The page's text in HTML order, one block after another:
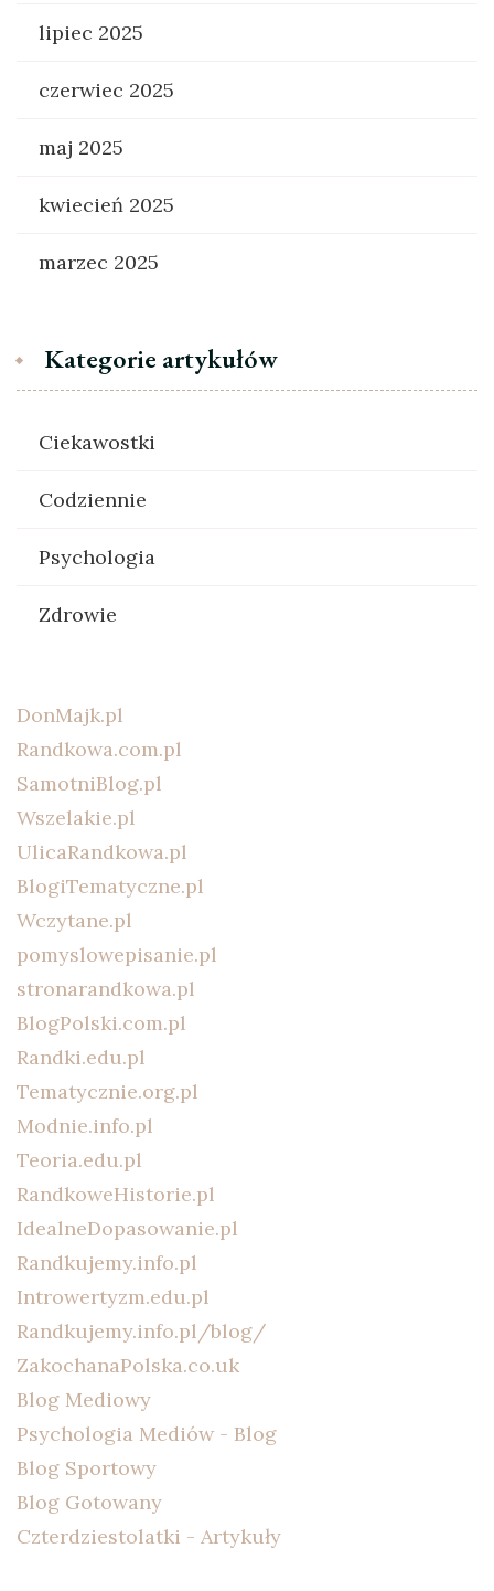
lipiec 2025
czerwiec 2025
maj 2025
kwiecień 2025
marzec 2025
Kategorie artykułów
Ciekawostki
Codziennie
Psychologia
Zdrowie
DonMajk.pl
Randkowa.com.pl
SamotniBlog.pl
Wszelakie.pl
UlicaRandkowa.pl
BlogiTematyczne.pl
Wczytane.pl
pomyslowepisanie.pl
stronarandkowa.pl
BlogPolski.com.pl
Randki.edu.pl
Tematycznie.org.pl
Modnie.info.pl
Teoria.edu.pl
RandkoweHistorie.pl
IdealneDopasowanie.pl
Randkujemy.info.pl
Introwertyzm.edu.pl
Randkujemy.info.pl/blog/
ZakochanaPolska.co.uk
Blog Mediowy
Psychologia Mediów - Blog
Blog Sportowy
Blog Gotowany
Czterdziestolatki - Artykuły